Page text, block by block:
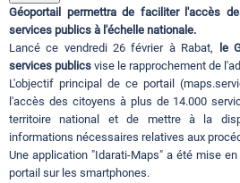
Contact
Géoportail permettra de faciliter l'accès
services publics à l'échelle nationale.
Lancé ce vendredi 26 février à Rabat,
le
services publics vise le rapprochement de
L'objectif principal de ce portail
l'accès des citoyens à plus de 14.000
territoire national et de mettre à la
informations nécessaires relatives aux
Une application "Idarati-Maps" a été mise
portail sur les smartphones.